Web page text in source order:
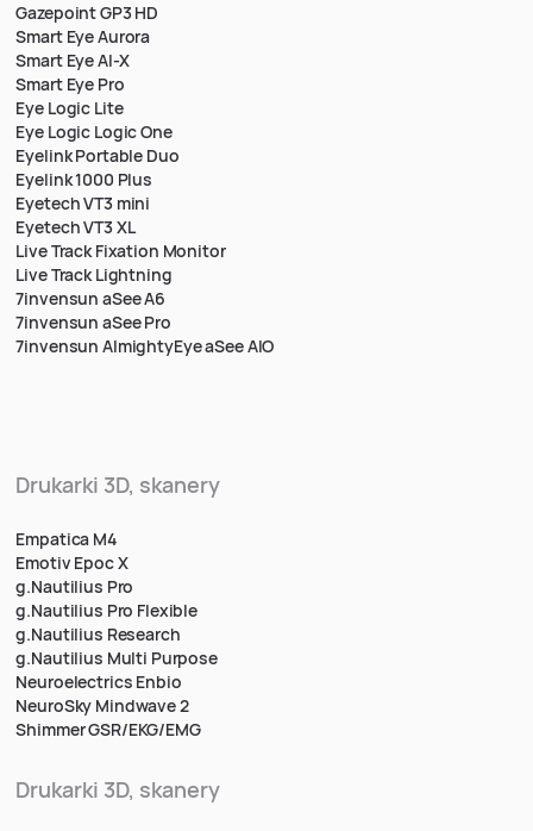
Gazepoint GP3 HD
Smart Eye Aurora
Smart Eye AI-X
Smart Eye Pro
Eye Logic Lite
Eye Logic Logic One
Eyelink Portable Duo
Eyelink 1000 Plus
Eyetech VT3 mini
Eyetech VT3 XL
Live Track Fixation Monitor
Live Track Lightning
7invensun aSee A6
7invensun aSee Pro
7invensun AlmightyEye aSee AIO
Drukarki 3D, skanery
Empatica M4
Emotiv Epoc X
g.Nautilius Pro
g.Nautilius Pro Flexible
g.Nautilius Research
g.Nautilius Multi Purpose
Neuroelectrics Enbio
NeuroSky Mindwave 2
Shimmer GSR/EKG/EMG
Drukarki 3D, skanery